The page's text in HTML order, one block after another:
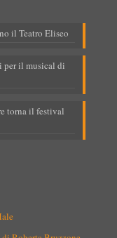
il Teatro Eliseo
per il musical di
torna il festival